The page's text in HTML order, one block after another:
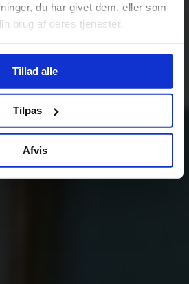
du har givet dem, eller som
brug af deres tjenester.
Tillad alle
Tilpas
Afvis